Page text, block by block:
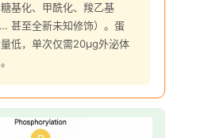
基化、甲酰化、羧乙基
甚至全新未知修饰）。蛋
低，单次仅需20µg外泌体